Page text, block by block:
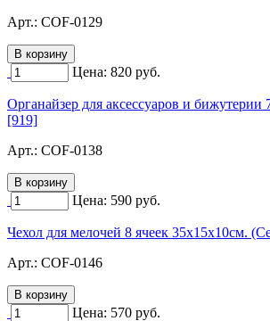
Арт.: COF-0129
Цена: 820 руб.
Органайзер для аксессуаров и бижутерии
[919]
Арт.: COF-0138
Цена: 590 руб.
Чехол для мелочей 8 ячеек 35х15х10см.
Арт.: COF-0146
Цена: 570 руб.